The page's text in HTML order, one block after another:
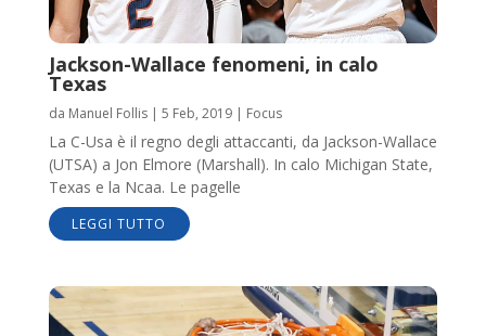
Jackson-Wallace fenomeni, in calo
Texas
da Manuel Follis| 5 Feb, 2019| Focus
La C-Usa è il regno degli attaccanti, da Jackson-Wallace
(UTSA) a Jon Elmore (Marshall). In calo Michigan State,
Texas e la Ncaa. Le pagelle
LEGGI TUTTO